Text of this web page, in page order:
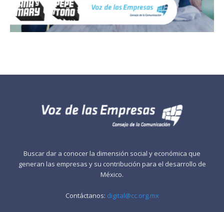
Buscar dar a conocer la dimensión social y económica que
generan las empresas y su contribución para el desarrollo de
México.
Contáctanos: digital@cc.org.mx